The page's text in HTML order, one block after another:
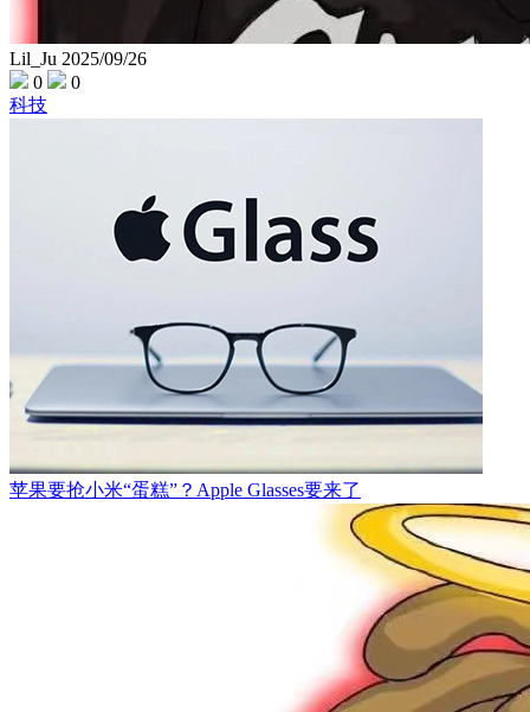
Lil_Ju 2025/09/26
0
0
科技
苹果要抢小米“蛋糕”？Apple Glasses要来了